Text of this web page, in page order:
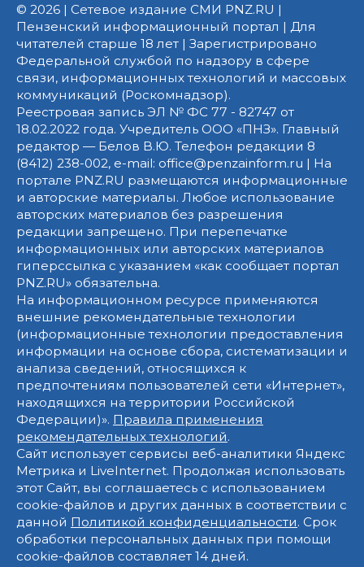
© 2026 | Сетевое издание СМИ PNZ.RU |
Пензенский информационный портал | Для
читателей старше 18 лет | Зарегистрировано
Федеральной службой по надзору в сфере
связи, информационных технологий и массовых
коммуникаций (Роскомнадзор).
Реестровая запись ЭЛ № ФС 77 - 82747 от
18.02.2022 года. Учредитель ООО «ПНЗ». Главный
редактор — Белов В.Ю. Телефон редакции 8
(8412) 238-002, e-mail: office@penzainform.ru | На
портале PNZ.RU размещаются информационные
и авторские материалы. Любое использование
авторских материалов без разрешения
редакции запрещено. При перепечатке
информационных или авторских материалов
гиперссылка с указанием «как сообщает портал
PNZ.RU» обязательна.
На информационном ресурсе применяются
внешние рекомендательные технологии
(информационные технологии предоставления
информации на основе сбора, систематизации и
анализа сведений, относящихся к
предпочтениям пользователей сети «Интернет»,
находящихся на территории Российской
Федерации)». Правила применения
рекомендательных технологий.
Сайт использует сервисы веб-аналитики Яндекс
Метрика и LiveInternet. Продолжая использовать
этот Сайт, вы соглашаетесь с использованием
cookie-файлов и других данных в соответствии с
данной Политикой конфиденциальности. Срок
обработки персональных данных при помощи
cookie-файлов составляет 14 дней.